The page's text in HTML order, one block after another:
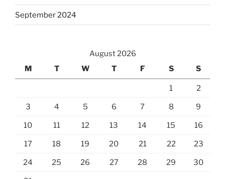
September 2024
August 2026
M
T W T F S S
1 2
3 4 5 6 7 8 9
10 11 12 13 14 15 16
17 18 19 20 21 22 23
24 25 26 27 28 29 30